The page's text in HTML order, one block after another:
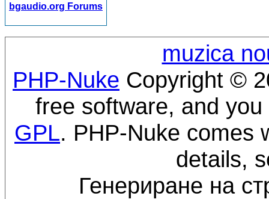
bgaudio.org Forums
muzica
PHP-Nuke Copyright ©
free software, and
GPL. PHP-Nuke comes
details,
Генериране на